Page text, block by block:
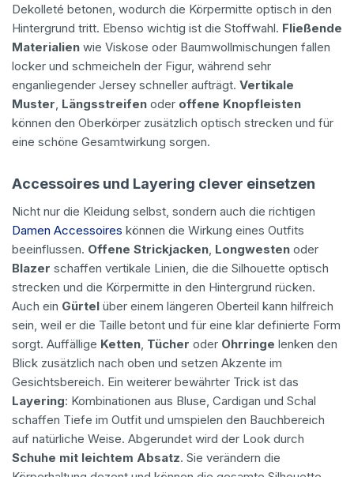
Dekolleté betonen, wodurch die Körpermitte optisch in den
Hintergrund tritt. Ebenso wichtig ist die Stoffwahl. Fließende
Materialien wie Viskose oder Baumwollmischungen fallen
locker und schmeicheln der Figur, während sehr
enganliegender Jersey schneller aufträgt. Vertikale
Muster, Längsstreifen oder offene Knopfleisten
können den Oberkörper zusätzlich optisch strecken und für
eine schöne Gesamtwirkung sorgen.
Accessoires und Layering clever einsetzen
Nicht nur die Kleidung selbst, sondern auch die richtigen
Damen Accessoires können die Wirkung eines Outfits
beeinflussen. Offene Strickjacken, Longwesten oder
Blazer schaffen vertikale Linien, die die Silhouette optisch
strecken und die Körpermitte in den Hintergrund rücken.
Auch ein Gürtel über einem längeren Oberteil kann hilfreich
sein, weil er die Taille betont und für eine klar definierte Form
sorgt. Auffällige Ketten, Tücher oder Ohrringe lenken den
Blick zusätzlich nach oben und setzen Akzente im
Gesichtsbereich. Ein weiterer bewährter Trick ist das
Layering: Kombinationen aus Bluse, Cardigan und Schal
schaffen Tiefe im Outfit und umspielen den Bauchbereich
auf natürliche Weise. Abgerundet wird der Look durch
Schuhe mit leichtem Absatz. Sie verändern die